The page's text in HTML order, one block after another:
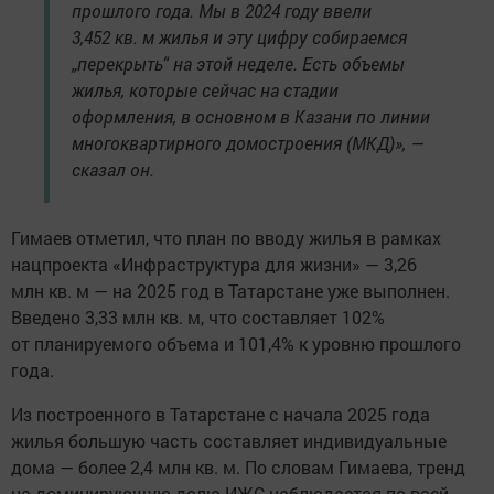
прошлого года. Мы в 2024 году ввели
3,452 кв. м жилья и эту цифру собираемся
„перекрыть“ на этой неделе. Есть объемы
жилья, которые сейчас на стадии
оформления, в основном в Казани по линии
многоквартирного домостроения (МКД)», —
сказал он.
Гимаев отметил, что план по вводу жилья в рамках
нацпроекта «Инфраструктура для жизни» — 3,26
млн кв. м — на 2025 год в Татарстане уже выполнен.
Введено 3,33 млн кв. м, что составляет 102%
от планируемого объема и 101,4% к уровню прошлого
года.
Из построенного в Татарстане с начала 2025 года
жилья большую часть составляет индивидуальные
дома — более 2,4 млн кв. м. По словам Гимаева, тренд